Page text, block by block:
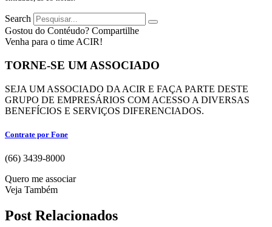
Search
Gostou do Contéudo? Compartilhe
Venha para o time ACIR!
TORNE-SE UM ASSOCIADO
SEJA UM ASSOCIADO DA ACIR E FAÇA PARTE DESTE
GRUPO DE EMPRESÁRIOS COM ACESSO A DIVERSAS
BENEFÍCIOS E SERVIÇOS DIFERENCIADOS.
Contrate por Fone
(66) 3439-8000
Quero me associar
Veja Também
Post Relacionados